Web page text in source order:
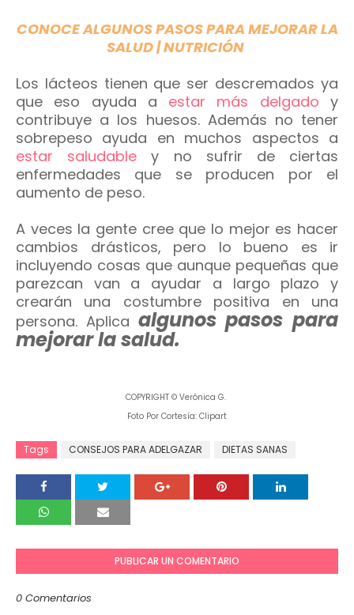
CONOCE ALGUNOS PASOS PARA MEJORAR LA
SALUD | NUTRICIÓN
Los lácteos tienen que ser descremados ya
que eso ayuda a estar más delgado y
contribuye a los huesos. Además no tener
sobrepeso ayuda en muchos aspectos a
estar saludable y no sufrir de ciertas
enfermedades que se producen por el
aumento de peso.
A veces la gente cree que lo mejor es hacer
cambios drásticos, pero lo bueno es ir
incluyendo cosas que aunque pequeñas que
parezcan van a ayudar a largo plazo y
crearán una costumbre positiva en una
persona. Aplica algunos pasos para
mejorar la salud.
COPYRIGHT © Verónica G.
Foto Por Cortesía: Clipart
Tags CONSEJOS PARA ADELGAZAR DIETAS SANAS
PUBLICAR UN COMENTARIO
0 Comentarios